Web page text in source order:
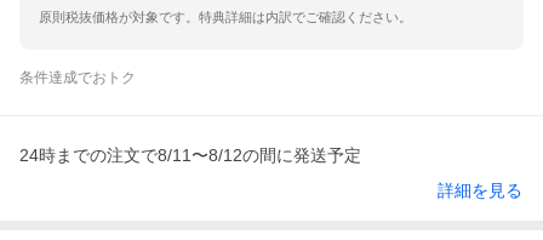
原則税抜価格が対象です。特典詳細は内訳でご確認ください。
条件達成でおトク
24時までの注文で8/11〜8/12の間に発送予定
詳細を見る